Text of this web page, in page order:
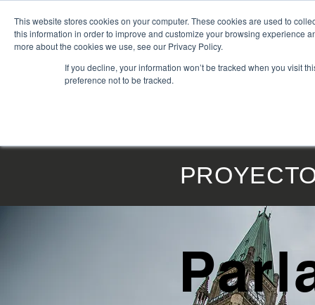
This website stores cookies on your computer. These cookies are used to
this information in order to improve and customize your browsing experience
more about the cookies we use, see our Privacy Policy.
If you decline, your information won’t be tracked when you visit
preference not to be tracked.